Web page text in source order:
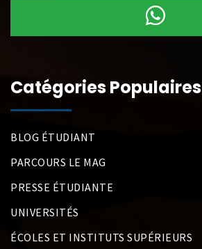
Catégories Populaires
BLOG ÉTUDIANT
PARCOURS LE MAG
PRESSE ÉTUDIANTE
UNIVERSITÉS
ÉCOLES ET INSTITUTS SUPÉRIEURS